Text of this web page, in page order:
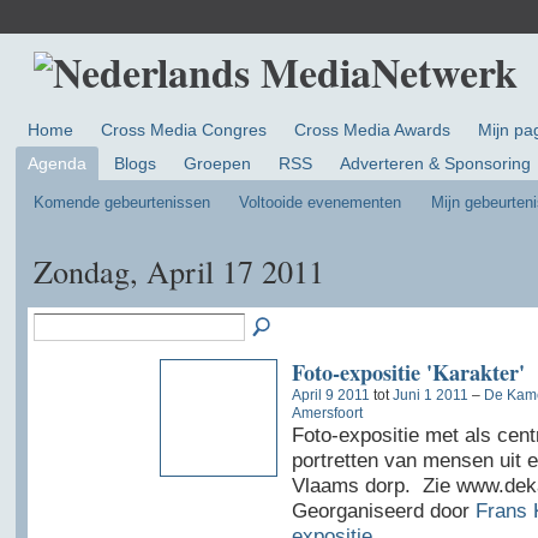
Home Cross Media Congres Cross Media Awards
Mijn
Agenda
Blogs Groepen RSS Adverteren & Sponsoring
Komende gebeurtenissen Voltooide evenementen Mijn
Zondag, April 17 2011
Foto-expositie 'Karakter'
April 9 2011 totJuni 1 2011 – De
Amersfoort
Foto-expositie met als
portretten van mensen uit
Vlaams dorp. Zie
Georganiseerd door Frans